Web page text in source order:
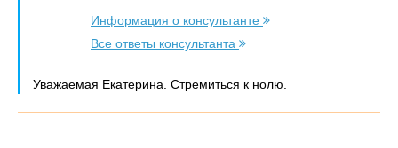
Информация о консультанте
Все ответы консультанта
Уважаемая Екатерина. Стремиться к нолю.